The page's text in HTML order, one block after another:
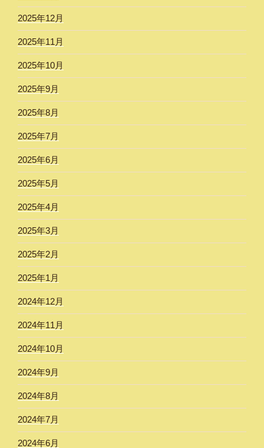
2025年12月
2025年11月
2025年10月
2025年9月
2025年8月
2025年7月
2025年6月
2025年5月
2025年4月
2025年3月
2025年2月
2025年1月
2024年12月
2024年11月
2024年10月
2024年9月
2024年8月
2024年7月
2024年6月